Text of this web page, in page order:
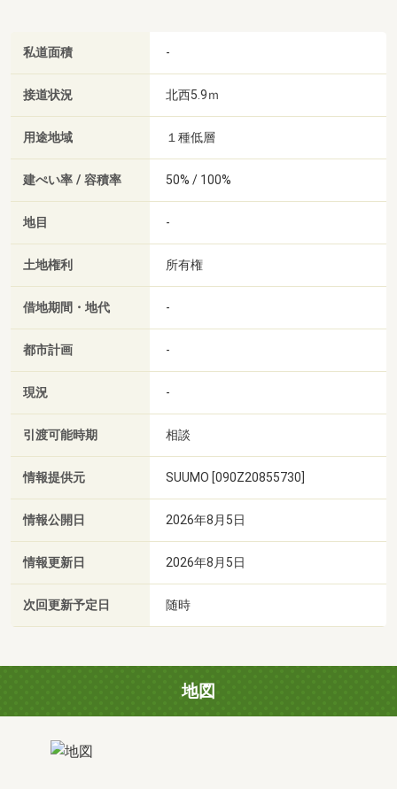
私道面積 -
接道状況 北西5.9ｍ
用途地域 １種低層
建ぺい率 / 容積率 50% / 100%
地目 -
土地権利 所有権
借地期間・地代 -
都市計画 -
現況 -
引渡可能時期 相談
情報提供元 SUUMO [090Z20855730]
情報公開日 2026年8月5日
情報更新日 2026年8月5日
次回更新予定日 随時
地図